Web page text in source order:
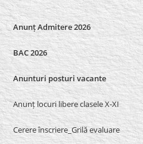
Anunț Admitere 2026
BAC 2026
Anunturi posturi vacante
Anunț locuri libere clasele X-XI
Cerere înscriere_Grilă evaluare